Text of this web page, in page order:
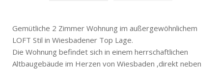
Gemütliche 2 Zimmer Wohnung im außergewöhnlichem
LOFT Stil in Wiesbadener Top Lage.
Die Wohnung befindet sich in einem herrschaftlichen
Altbaugebäude im Herzen von Wiesbaden ,direkt neben